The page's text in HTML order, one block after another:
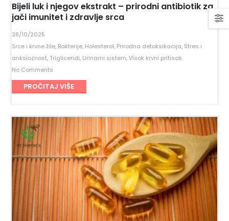
Bijeli luk i njegov ekstrakt – prirodni antibiotik za
jači imunitet i zdravlje srca
28/10/2025
Srce i krvne žile, Bakterije, Holesterol, Prirodna detoksikacija, Stres i
anksioznost, Trigliceridi, Urinarni sistem,Visok krvni pritisak
No Comments
PROČITAJ VIŠE